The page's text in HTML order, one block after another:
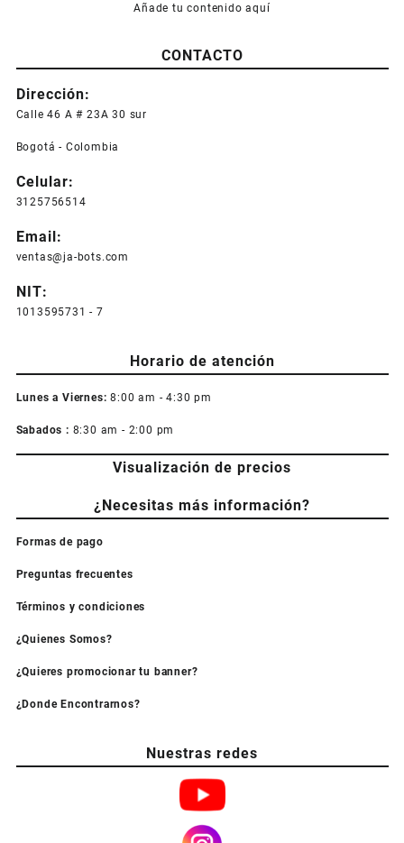
Añade tu contenido aquí
CONTACTO
Dirección:
Calle 46 A # 23A 30 sur
Bogotá - Colombia
Celular:
3125756514
Email:
ventas@ja-bots.com
NIT:
1013595731 - 7
Horario de atención
Lunes a Viernes: 8:00 am - 4:30 pm
Sabados : 8:30 am - 2:00 pm
Visualización de precios
¿Necesitas más información?
Formas de pago
Preguntas frecuentes
Términos y condiciones
¿Quienes Somos?
¿Quieres promocionar tu banner?
¿Donde Encontrarnos?
Nuestras redes